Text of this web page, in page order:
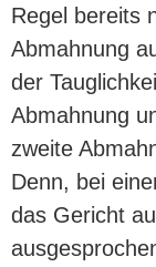
Regel bereits
Abmahnung
der
Abmahnung
zweite
Denn, bei
das Gericht